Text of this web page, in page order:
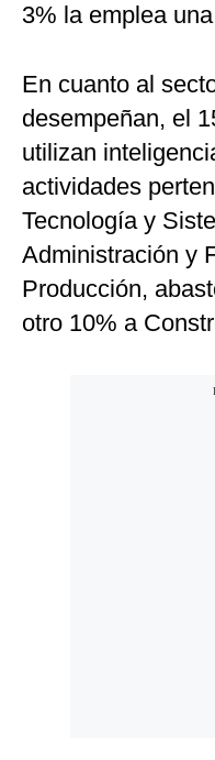
3% la emplea
En cuanto al
desempeñan, el
utilizan
actividades
Tecnología y
Administración y
Producción,
otro 10% a